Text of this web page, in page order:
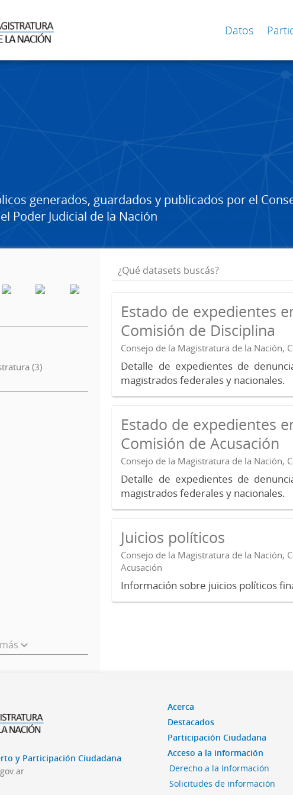
Datos
generados, guardados y publicados por el
Poder Judicial de la Nación
(3)
Estado de expedientes
Comisión de Disciplina
Consejo de la Magistratura de la Nación,
Detalle de expedientes de
magistrados federales y nacionales.
Estado de expedientes
Comisión de Acusación
Consejo de la Magistratura de la Nación,
Detalle de expedientes de
magistrados federales y nacionales.
Juicios políticos
Consejo de la Magistratura de la Nación,
Acusación
Información sobre juicios políticos
y Participación Ciudadana
Acerca
Destacados
Participación Ciudadana
Acceso a la información
Derecho a la Información
Solicitudes de información